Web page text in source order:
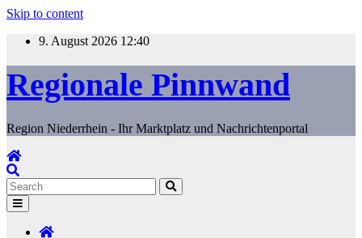
Skip to content
9. August 2026 12:40
Regionale Pinnwand
Region Niederrhein - Ihr Marktplatz und Nachrichtenportal